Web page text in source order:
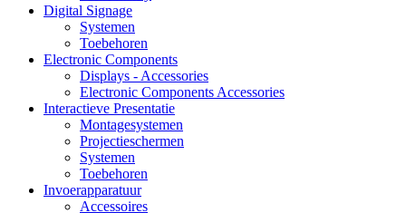
Digital Signage
Systemen
Toebehoren
Electronic Components
Displays - Accessories
Electronic Components Accessories
Interactieve Presentatie
Montagesystemen
Projectieschermen
Systemen
Toebehoren
Invoerapparatuur
Accessoires